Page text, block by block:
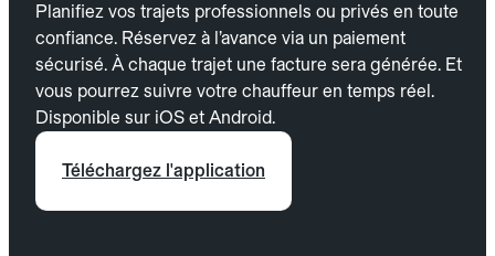
Planifiez vos trajets professionnels ou privés en toute
confiance. Réservez à l’avance via un paiement
sécurisé. À chaque trajet une facture sera générée. Et
vous pourrez suivre votre chauffeur en temps réel.
Disponible sur iOS et Android.
Téléchargez l'application